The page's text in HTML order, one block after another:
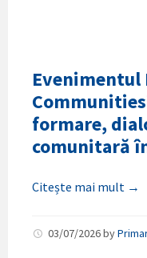
Evenimentul
formare,
comunitară
Citește mai mult →
03/07/2026by